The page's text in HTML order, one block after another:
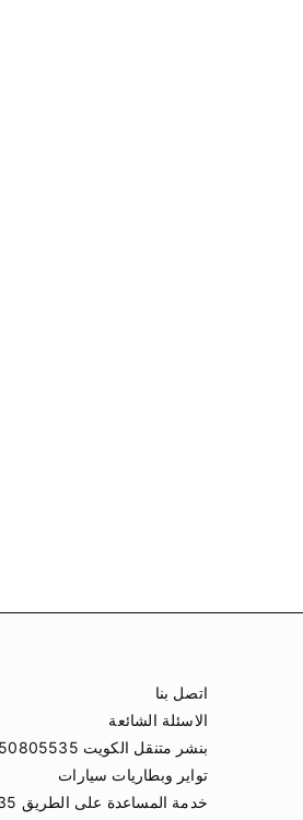
اتصل بنا
الاسئلة الشائعة
تواير وبطاريات سيارات
خدمة